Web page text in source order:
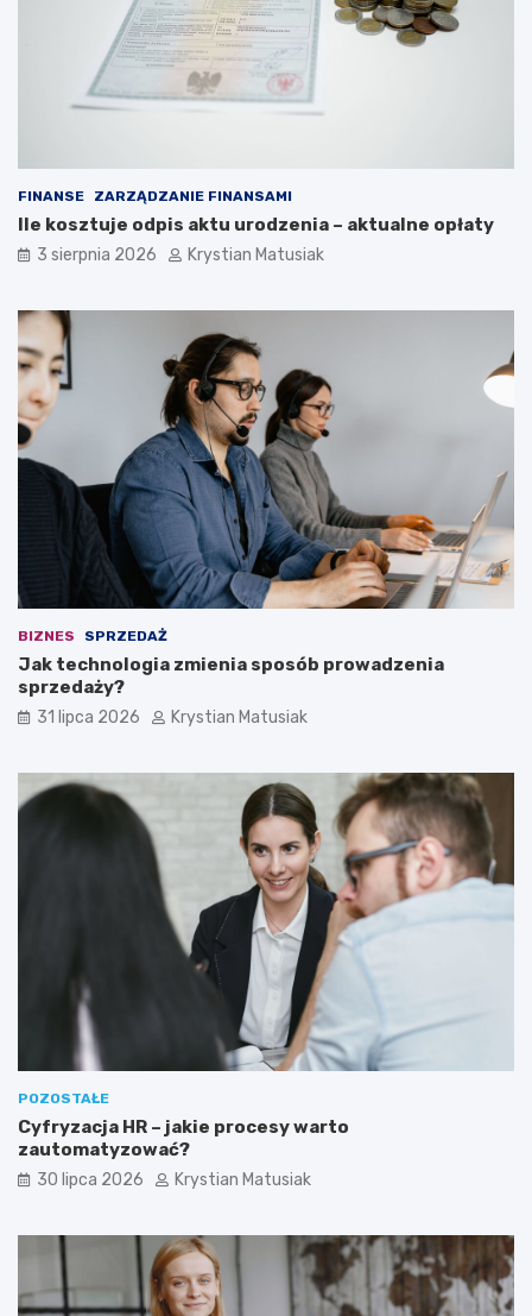
FINANSE ZARZĄDZANIE FINANSAMI
Ile kosztuje odpis aktu urodzenia – aktualne opłaty
3 sierpnia 2026 Krystian Matusiak
BIZNES SPRZEDAŻ
Jak technologia zmienia sposób prowadzenia
sprzedaży?
31 lipca 2026 Krystian Matusiak
POZOSTAŁE
Cyfryzacja HR – jakie procesy warto
zautomatyzować?
30 lipca 2026 Krystian Matusiak